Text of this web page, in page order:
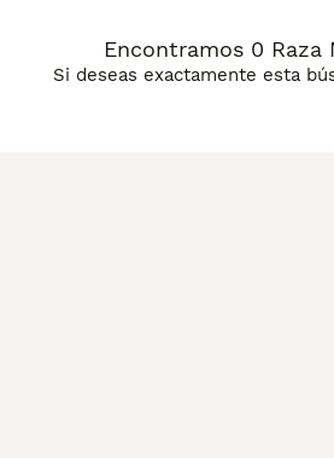
Encontramos 0 Raza
Si deseas exactamente esta